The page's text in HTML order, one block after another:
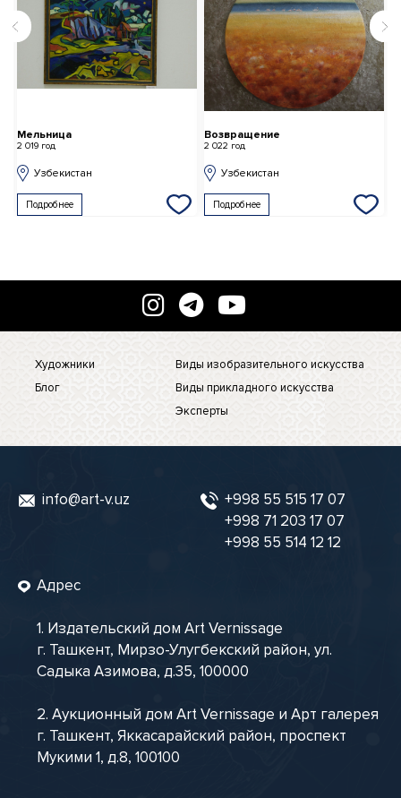
Мельница
2 019 год
Узбекистан
Подробнее
Возвращение
2 022 год
Узбекистан
Подробнее
Художники
Блог
Виды изобразительного искусства
Виды прикладного искусства
Эксперты
info@art-v.uz
+998 55 515 17 07
+998 71 203 17 07
+998 55 514 12 12
Адрес
1. Издательский дом Art Vernissage
г. Ташкент, Мирзо-Улугбекский район, ул.
Садыка Азимова, д.35, 100000
2. Аукционный дом Art Vernissage и Арт галерея
г. Ташкент, Яккасарайский район, проспект
Мукими 1, д.8, 100100